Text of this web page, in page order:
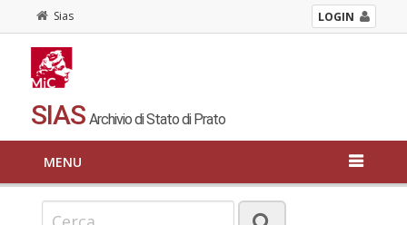
Sias LOGIN
SIAS Archivio di Stato di Prato
MENU